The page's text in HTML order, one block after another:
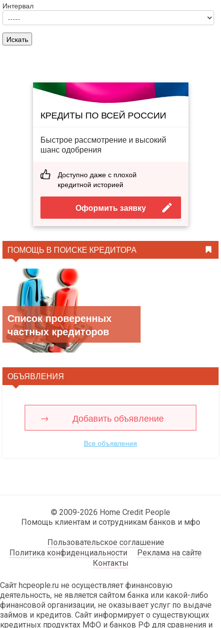
Интервал
КРЕДИТЫ ПО ВСЕЙ РОССИИ
Быстрое рассмотрение и высокий
шанс одобрения
Доступно даже с плохой
кредитной историей
Оформить заявку
ПОМОЩЬ В ПОИСКЕ КРЕДИТОРА
Список проверенных
частных кредиторов
ОБЪЯВЛЕНИЯ
Добавить объявление
Все объявления
© 2009-2026 Home Credit People
Помощь клиентам и сотрудникам банков и мфо
Пользовательское соглашение
Политика конфиденциальности
Реклама на сайте
Контакты
Сайт hcpeople.ru не осуществляет финансовую
деятельность, не является сайтом банка или какой-либо
финансовой организации, не оказывает услуг по выдаче
займов и кредитов. Сайт информирует о существующих
кредитных продуктах МФО и банков РФ для сравнения и